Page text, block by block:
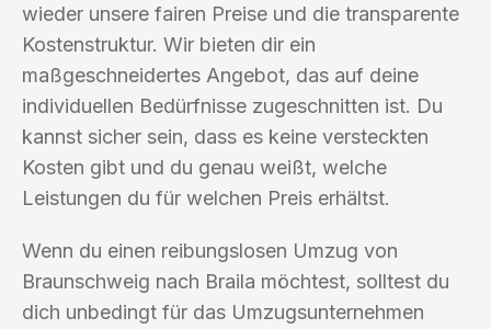
wieder unsere fairen Preise und die transparente
Kostenstruktur. Wir bieten dir ein
maßgeschneidertes Angebot, das auf deine
individuellen Bedürfnisse zugeschnitten ist. Du
kannst sicher sein, dass es keine versteckten
Kosten gibt und du genau weißt, welche
Leistungen du für welchen Preis erhältst.
Wenn du einen reibungslosen Umzug von
Braunschweig nach Braila möchtest, solltest du
dich unbedingt für das Umzugsunternehmen